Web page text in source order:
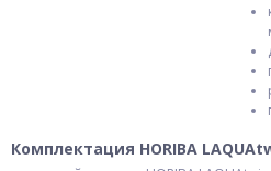
Комплектация HORIBA